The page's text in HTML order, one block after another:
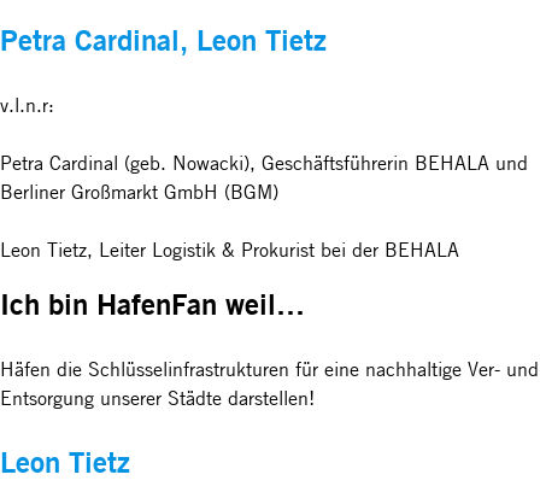
Petra Cardinal, Leon Tietz
v.l.n.r:
Petra Cardinal (geb. Nowacki), Geschäftsführerin BEHALA und
Berliner Großmarkt GmbH (BGM)
Leon Tietz, Leiter Logistik & Prokurist bei der BEHALA
Ich bin HafenFan weil…
Häfen die Schlüsselinfrastrukturen für eine nachhaltige Ver- und
Entsorgung unserer Städte darstellen!
Leon Tietz